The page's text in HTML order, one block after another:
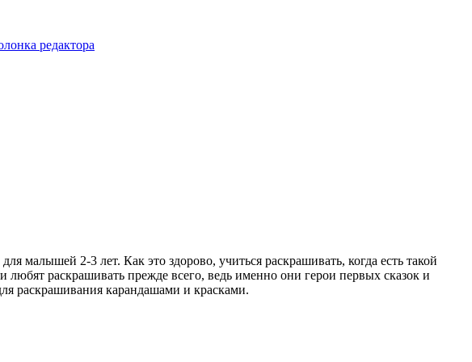
редактора
малышей 2-3 лет. Как это здорово, учиться раскрашивать, когда есть такой
раскрашивать прежде всего, ведь именно они герои первых сказок и
раскрашивания карандашами и красками.